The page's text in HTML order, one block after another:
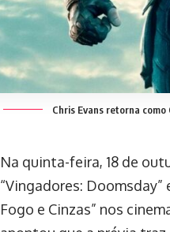
Chris Evans retorna como
Na quinta-feira, 18 de
“Vingadores:
Fogo e Cinzas” nos